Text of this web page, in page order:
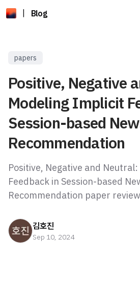
Blog
papers
Positive, Negative
Modeling Implicit
Session-based
Recommendation
Positive, Negative and
Feedback in Session-based
Recommendation paper
김호진
Sep 10, 2024